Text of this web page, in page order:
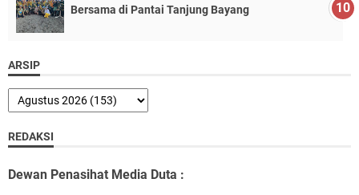
Bersama di Pantai Tanjung Bayang
ARSIP
REDAKSI
Dewan Penasihat Media Duta :